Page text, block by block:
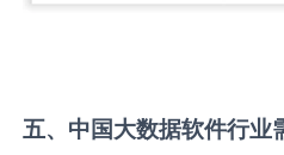
五、中国大数据软件行业